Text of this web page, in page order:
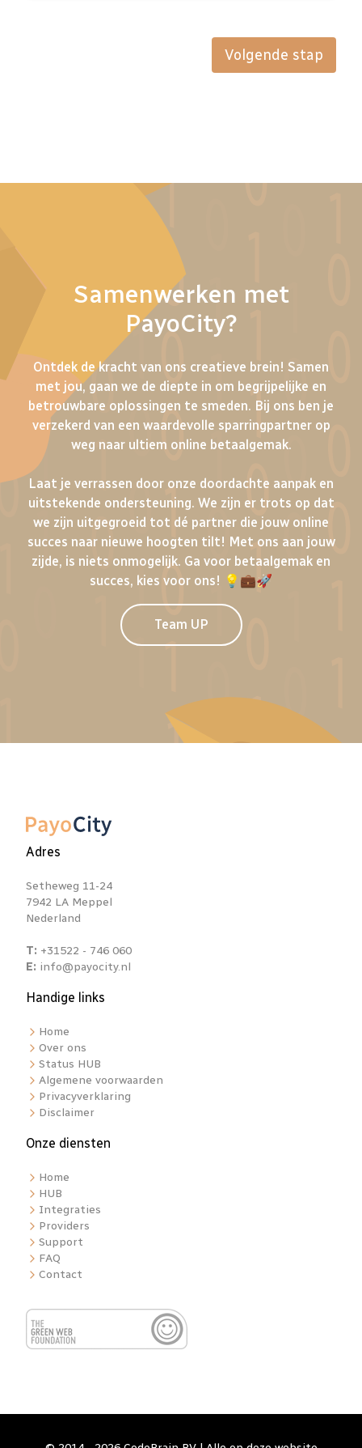
Volgende stap
Samenwerken met
PayoCity?
Ontdek de kracht van ons creatieve brein! Samen
met jou, gaan we de diepte in om begrijpelijke en
betrouwbare oplossingen te smeden. Bij ons ben je
verzekerd van een waardevolle sparringpartner op
weg naar ultiem online betaalgemak.
Laat je verrassen door onze doordachte aanpak en
uitstekende ondersteuning. We zijn er trots op dat
we zijn uitgegroeid tot dé partner die jouw online
succes naar nieuwe hoogten tilt! Met ons aan jouw
zijde, is niets onmogelijk. Ga voor betaalgemak en
succes, kies voor ons! 💡💼🚀
Team UP
Adres
Setheweg 11-24
7942 LA Meppel
Nederland
T: +31522 - 746 060
E: info@payocity.nl
Handige links
Home
Over ons
Status HUB
Algemene voorwaarden
Privacyverklaring
Disclaimer
Onze diensten
Home
HUB
Integraties
Providers
Support
FAQ
Contact